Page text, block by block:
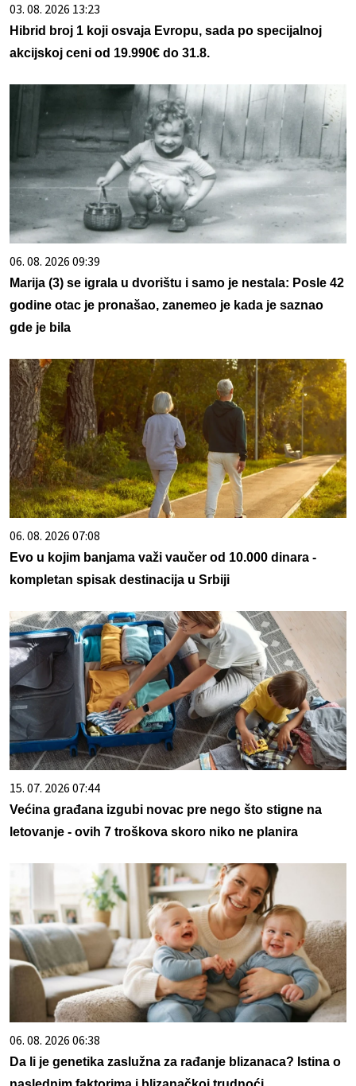
03. 08. 2026 13:23
Hibrid broj 1 koji osvaja Evropu, sada po specijalnoj
akcijskoj ceni od 19.990€ do 31.8.
06. 08. 2026 09:39
Marija (3) se igrala u dvorištu i samo je nestala: Posle 42
godine otac je pronašao, zanemeo je kada je saznao
gde je bila
06. 08. 2026 07:08
Evo u kojim banjama važi vaučer od 10.000 dinara -
kompletan spisak destinacija u Srbiji
15. 07. 2026 07:44
Većina građana izgubi novac pre nego što stigne na
letovanje - ovih 7 troškova skoro niko ne planira
06. 08. 2026 06:38
Da li je genetika zaslužna za rađanje blizanaca? Istina o